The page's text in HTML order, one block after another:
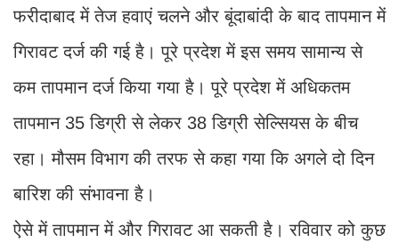
फरीदाबाद में तेज हवाएं चलने और बूंदाबांदी के बाद तापमान में
गिरावट दर्ज की गई है। पूरे प्रदेश में इस समय सामान्य से
कम तापमान दर्ज किया गया है। पूरे प्रदेश में अ​धिकतम
तापमान 35 डिग्री से लेकर 38 डिग्री से​ल्सियस के बीच
रहा। मौसम विभाग की तरफ से कहा गया कि अगले दो दिन
बारिश की संभावना है।
ऐसे में तापमान में और गिरावट आ सकती है। रविवार को कुछ